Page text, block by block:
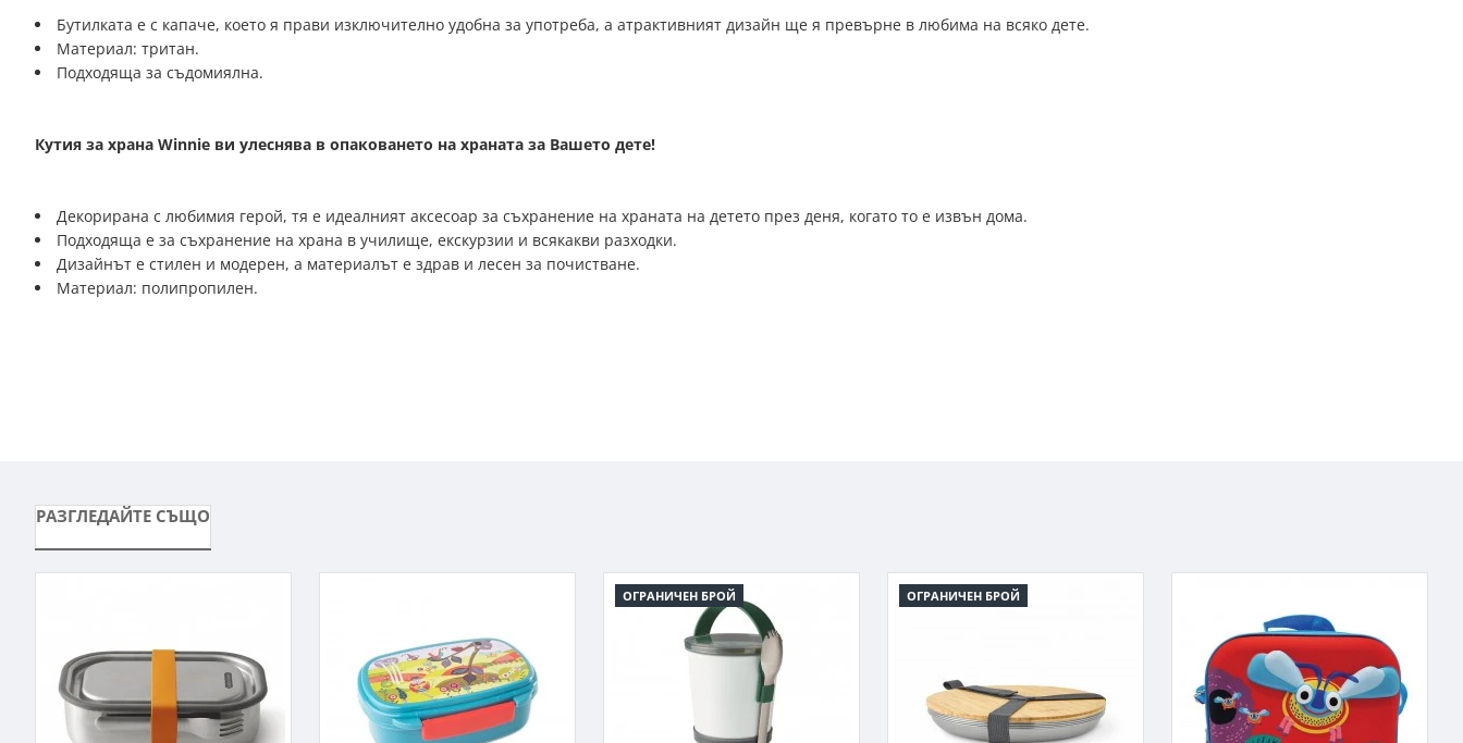
Бутилката е с капаче, което я прави изключително удобна за употреба, а атрактивният дизайн ще я превърне в любима на всяко дете.
Материал: тритан.
Подходяща за съдомиялна.
Кутия за храна Winnie ви улеснява в опаковането на храната за Вашето дете!
Декорирана с любимия герой, тя е идеалният аксесоар за съхранение на храната на детето през деня, когато то е извън дома.
Подходяща е за съхранение на храна в училище, екскурзии и всякакви разходки.
Дизайнът е стилен и модерен, а материалът е здрав и лесен за почистване.
Материал: полипропилен.
РАЗГЛЕДАЙТЕ СЪЩО
ОГРАНИЧЕН БРОЙ ОГРАНИЧЕН БРОЙ